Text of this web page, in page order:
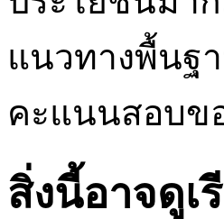
แนวทางพื้นฐ
คะแนนสอบข
สิ่งนี้อาจดูเ